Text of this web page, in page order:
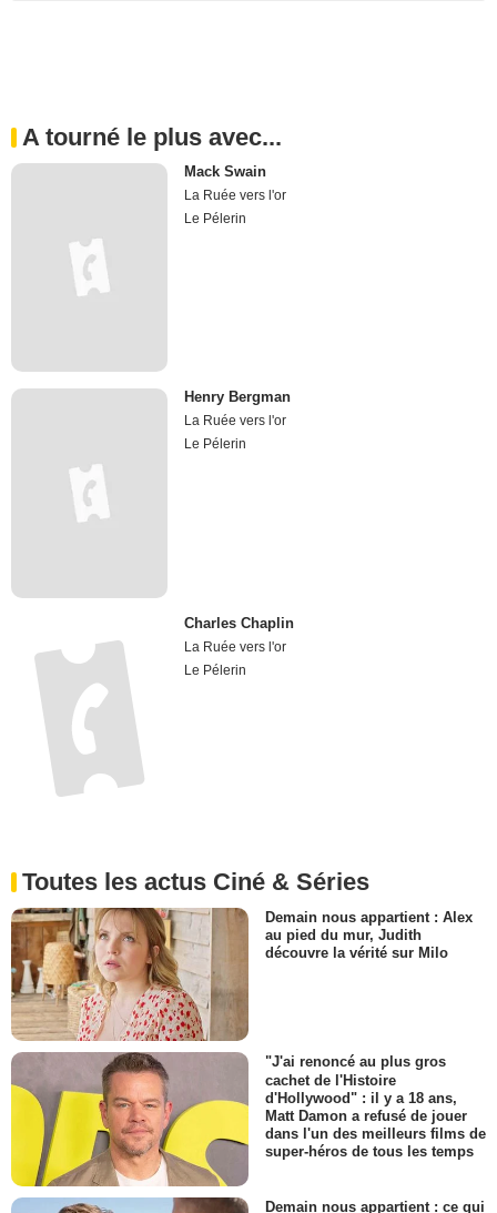
A tourné le plus avec...
Mack Swain
La Ruée vers l'or
Le Pélerin
Henry Bergman
La Ruée vers l'or
Le Pélerin
Charles Chaplin
La Ruée vers l'or
Le Pélerin
Toutes les actus Ciné & Séries
Demain nous appartient : Alex
au pied du mur, Judith
découvre la vérité sur Milo
"J'ai renoncé au plus gros
cachet de l'Histoire
d'Hollywood" : il y a 18 ans,
Matt Damon a refusé de jouer
dans l'un des meilleurs films de
super-héros de tous les temps
Demain nous appartient : ce qui